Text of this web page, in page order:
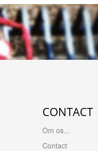
CONTACT
Om os...
Contact